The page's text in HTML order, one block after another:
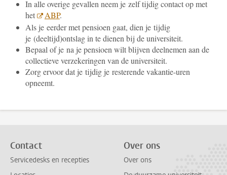
In alle overige gevallen neem je zelf tijdig contact op met
het
ABP.
Als je eerder met pensioen gaat, dien je tijdig
je (deeltijd)ontslag in te dienen bij de universiteit.
Bepaal of je na je pensioen wilt blijven deelnemen aan de
collectieve verzekeringen van de universiteit.
Zorg ervoor dat je tijdig je resterende vakantie-uren
opneemt.
Contact
Servicedesks en recepties
Over ons
Over ons